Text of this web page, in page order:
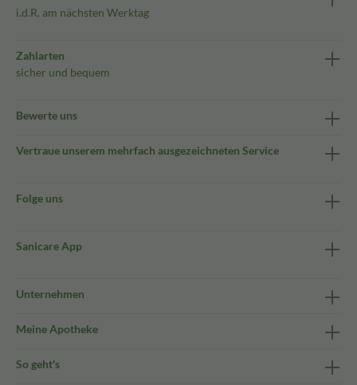
i.d.R. am nächsten Werktag
Zahlarten
sicher und bequem
Bewerte uns
Vertraue unserem mehrfach ausgezeichneten Service
Folge uns
Sanicare App
Unternehmen
Meine Apotheke
So geht's